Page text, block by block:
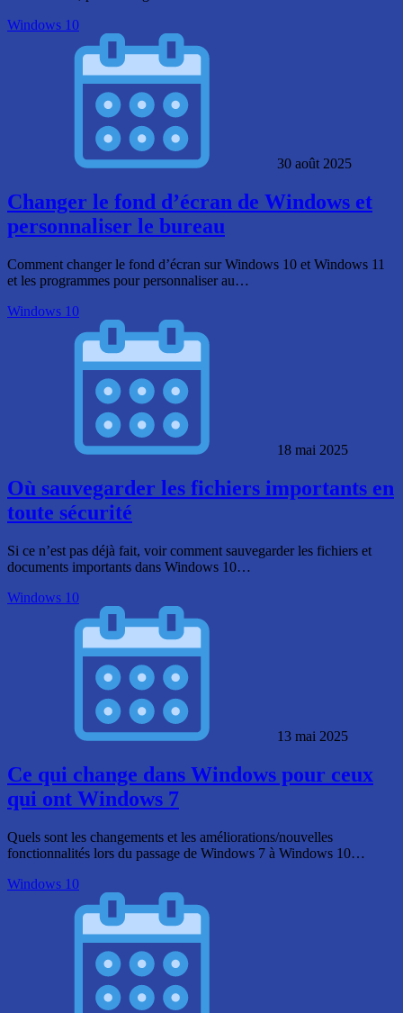
Windows 10
30 août 2025
Changer le fond d’écran de Windows et
personnaliser le bureau
Comment changer le fond d’écran sur Windows 10 et Windows 11
et les programmes pour personnaliser au…
Windows 10
18 mai 2025
Où sauvegarder les fichiers importants en
toute sécurité
Si ce n’est pas déjà fait, voir comment sauvegarder les fichiers et
documents importants dans Windows 10…
Windows 10
13 mai 2025
Ce qui change dans Windows pour ceux
qui ont Windows 7
Quels sont les changements et les améliorations/nouvelles
fonctionnalités lors du passage de Windows 7 à Windows 10…
Windows 10